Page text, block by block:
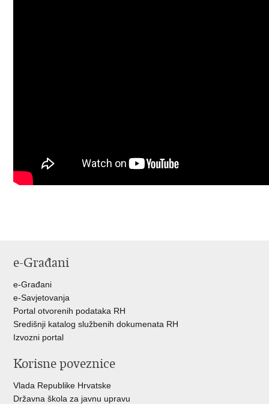
e-Građani
e-Građani
e-Savjetovanja
Portal otvorenih podataka RH
Središnji katalog službenih dokumenata RH
Izvozni portal
Korisne poveznice
Vlada Republike Hrvatske
Državna škola za javnu upravu